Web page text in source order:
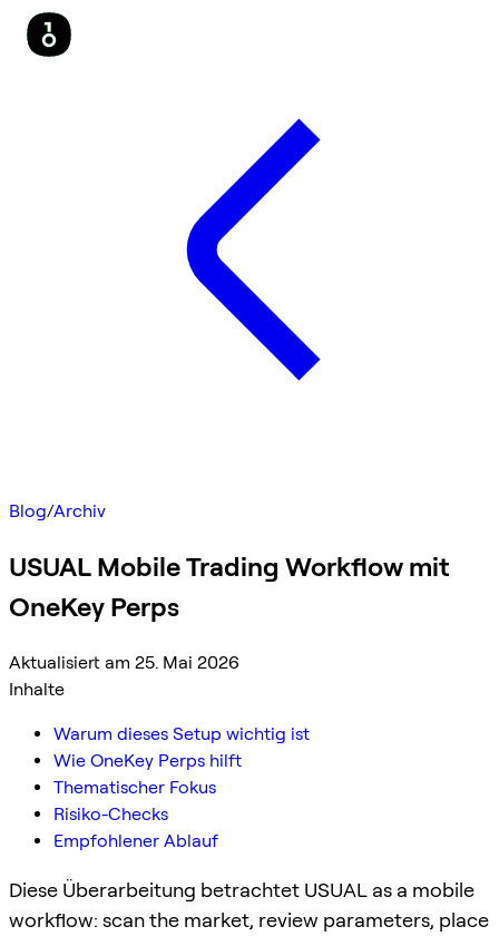
Blog/Archiv
USUAL Mobile Trading Workflow mit
OneKey Perps
Aktualisiert am 25. Mai 2026
Inhalte
Warum dieses Setup wichtig ist
Wie OneKey Perps hilft
Thematischer Fokus
Risiko-Checks
Empfohlener Ablauf
Diese Überarbeitung betrachtet USUAL as a mobile
workflow: scan the market, review parameters, place